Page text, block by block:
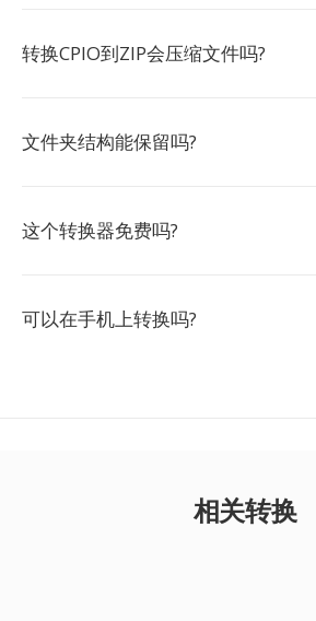
转换CPIO到ZIP会压缩文件吗?
文件夹结构能保留吗?
这个转换器免费吗?
可以在手机上转换吗?
相关转换